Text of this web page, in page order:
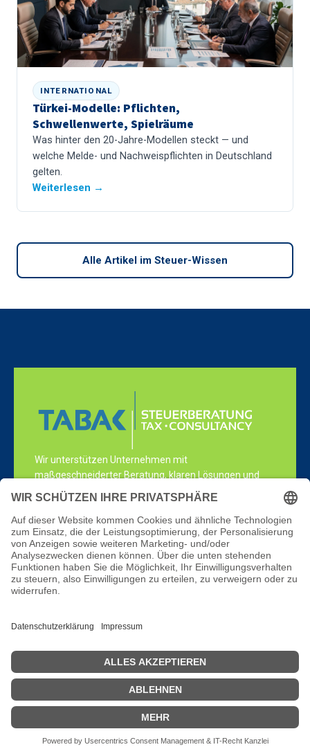
INTERNATIONAL
Türkei-Modelle: Pflichten,
Schwellenwerte, Spielräume
Was hinter den 20-Jahre-Modellen steckt — und
welche Melde- und Nachweispflichten in Deutschland
gelten.
Weiterlesen →
Alle Artikel im Steuer-Wissen
Wir unterstützen Unternehmen mit
maßgeschneiderter Beratung, klaren Lösungen und
zuverlässigem Service – für nachhaltiges Wachstum
und starke Ergebnisse.
Schnellzugriff
Startseite
Digitale Kanzlei
Impressum & Datenschutz
Kontakt
0621 70289450